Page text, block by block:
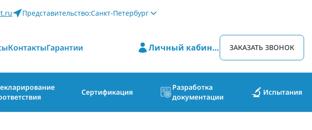
Представительство:Санкт-Петербург
КонтактыГарантии Личный кабинет ЗАКАЗАТЬ ЗВОНОК
Сертификация
Разработка
документации
Испытания